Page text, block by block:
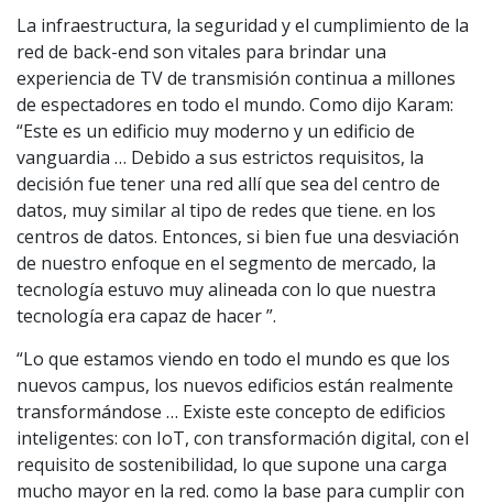
La infraestructura, la seguridad y el cumplimiento de la
red de back-end son vitales para brindar una
experiencia de TV de transmisión continua a millones
de espectadores en todo el mundo. Como dijo Karam:
“Este es un edificio muy moderno y un edificio de
vanguardia … Debido a sus estrictos requisitos, la
decisión fue tener una red allí que sea del centro de
datos, muy similar al tipo de redes que tiene. en los
centros de datos. Entonces, si bien fue una desviación
de nuestro enfoque en el segmento de mercado, la
tecnología estuvo muy alineada con lo que nuestra
tecnología era capaz de hacer ”.
“Lo que estamos viendo en todo el mundo es que los
nuevos campus, los nuevos edificios están realmente
transformándose … Existe este concepto de edificios
inteligentes: con IoT, con transformación digital, con el
requisito de sostenibilidad, lo que supone una carga
mucho mayor en la red. como la base para cumplir con